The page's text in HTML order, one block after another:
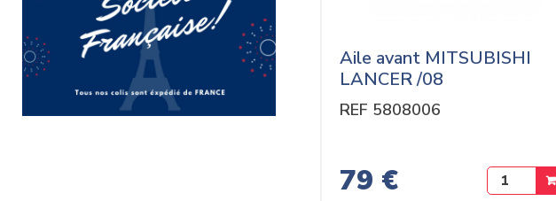
Aile avant MITSUBISHI
LANCER /08
REF 5808006
79 €